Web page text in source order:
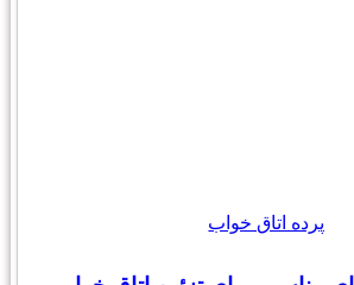
پرده اتاق خواب